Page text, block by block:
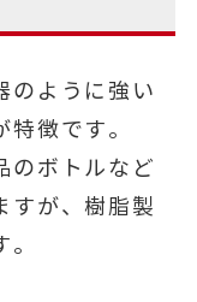
のように強い
徴です。
のボトルなど
すが、樹脂製